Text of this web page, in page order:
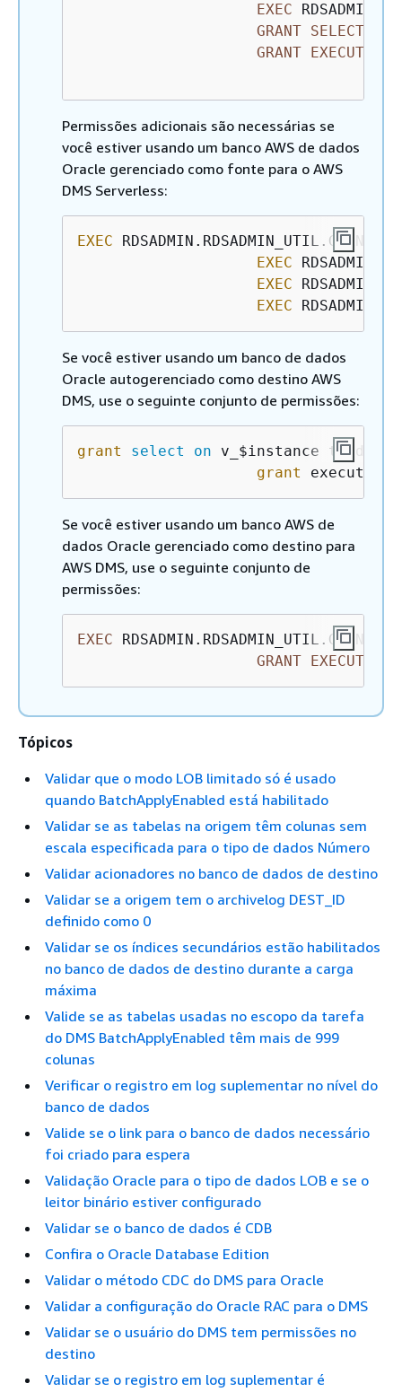
EXEC
GRANT SELECT
GRANT EXECUTE
Permissões adicionais são necessárias se
você estiver usando um banco AWS de dados
Oracle gerenciado como fonte para o AWS
DMS Serverless:
EXEC
EXEC
EXEC
EXEC
Se você estiver usando um banco de dados
Oracle autogerenciado como destino AWS
DMS, use o seguinte conjunto de permissões:
grant select on v_$instance to
grant
execute
Se você estiver usando um banco AWS de
dados Oracle gerenciado como destino para
AWS DMS, use o seguinte conjunto de
permissões:
EXEC
GRANT EXECUTE
Tópicos
Validar que o modo LOB limitado só é usado
quando BatchApplyEnabled está habilitado
Validar se as tabelas na origem têm colunas sem
escala especificada para o tipo de dados Número
Validar acionadores no banco de dados de destino
Validar se a origem tem o archivelog DEST_ID
definido como 0
Validar se os índices secundários estão habilitados
no banco de dados de destino durante a carga
máxima
Valide se as tabelas usadas no escopo da tarefa
do DMS BatchApplyEnabled têm mais de 999
colunas
Verificar o registro em log suplementar no nível do
banco de dados
Valide se o link para o banco de dados necessário
foi criado para espera
Validação Oracle para o tipo de dados LOB e se o
leitor binário estiver configurado
Validar se o banco de dados é CDB
Confira o Oracle Database Edition
Validar o método CDC do DMS para Oracle
Validar a configuração do Oracle RAC para o DMS
Validar se o usuário do DMS tem permissões no
destino
Validar se o registro em log suplementar é